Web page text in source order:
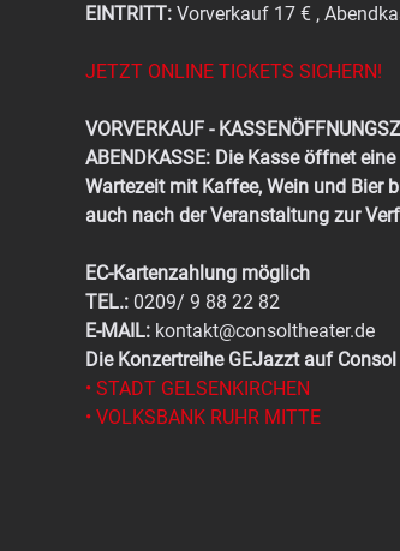
EINTRITT: Vorverkauf 17 € ,
JETZT ONLINE TICKETS SICHERN!
VORVERKAUF -
ABENDKASSE: Die Kasse öffnet
Wartezeit mit Kaffee, Wein und Bier
auch nach der Veranstaltung zur
EC-Kartenzahlung möglich
TEL.: 0209/ 9 88 22 82
E-MAIL: kontakt@consoltheater.de
Die Konzertreihe GEJazzt auf
• STADT GELSENKIRCHEN
• VOLKSBANK RUHR MITTE